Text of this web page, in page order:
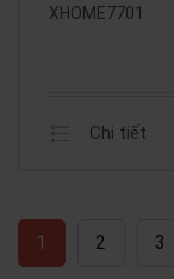
XHOME7701
Chi tiết
1 2 3